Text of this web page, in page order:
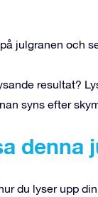
julgranen och
resultat?
syns efter
denna
du lyser upp